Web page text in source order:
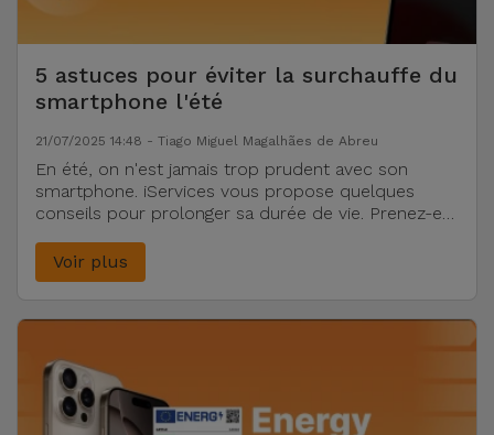
Autres
Marques
Voir
tout
Bracelets
Chaînes
Gadgets
Hygiène
Portefeuilles,
Étuis et Sacs
5 astuces pour éviter la surchauffe du
smartphone l'été
21/07/2025 14:48 - Tiago Miguel Magalhães de Abreu
En été, on n'est jamais trop prudent avec son
smartphone. iServices vous propose quelques
conseils pour prolonger sa durée de vie. Prenez-en
Voir plus